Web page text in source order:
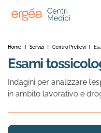
Home Servizi Centro Prelievi
Esami
Indagini per analizzare
in ambito lavorativo e